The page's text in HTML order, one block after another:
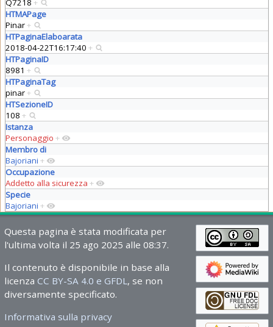
HTMAPage
Pinar+
HTPaginaElaboarata
2018-04-22T16:17:40 +
HTPaginaID
8981 +
HTPaginaTag
pinar+
HTSezioneID
108 +
Istanza
Personaggio +
Membro di
Bajoriani +
Occupazione
Addetto alla sicurezza +
Specie
Bajoriani +
Questa pagina è stata modificata per
l'ultima volta il 25 ago 2025 alle 08:37.
Il contenuto è disponibile in base alla
licenza CC BY-SA 4.0 e GFDL , se non
diversamente specificato.
Informativa sulla privacy